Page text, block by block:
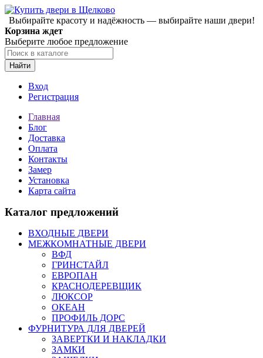
Выбирайте красоту и надёжность — выбирайте наши двери!
Корзина ждет
Выберите любое предложение
Найти
Вход
Регистрация
Главная
Блог
Доставка
Оплата
Контакты
Замер
Установка
Карта сайта
Каталог предложений
ВХОДНЫЕ ДВЕРИ
МЕЖКОМНАТНЫЕ ДВЕРИ
ВФД
ГРИНСТАЙЛ
ЕВРОПАН
КРАСНОДЕРЕВЩИК
ЛЮКСОР
ОКЕАН
ПРОФИЛЬ ДОРС
ФУРНИТУРА ДЛЯ ДВЕРЕЙ
ЗАВЕРТКИ И НАКЛАДКИ
ЗАМКИ